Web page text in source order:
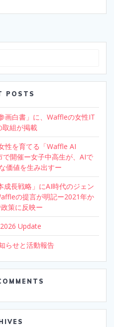
POSTS
画白書」に、Waffleの女性IT
取組が掲載
性を育てる「Waffle AI
開催ー女子中高生が、AIで
価値を生み出すー
成長戦略」にAI時代のジェン
の提言が明記ー2021年か
策に反映ー
Update
らせと活動報告